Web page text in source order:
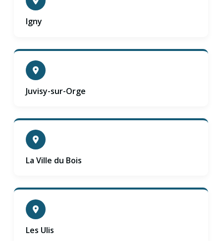
Igny
Juvisy-sur-Orge
La Ville du Bois
Les Ulis